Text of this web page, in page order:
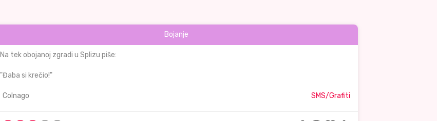
Bojanje
Na tek obojanoj zgradi u Splizu piše:
"Đaba si krečio!"
Colnago SMS/Grafiti